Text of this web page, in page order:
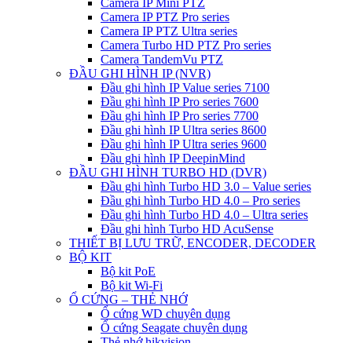
Camera IP Mini PTZ
Camera IP PTZ Pro series
Camera IP PTZ Ultra series
Camera Turbo HD PTZ Pro series
Camera TandemVu PTZ
ĐẦU GHI HÌNH IP (NVR)
Đầu ghi hình IP Value series 7100
Đầu ghi hình IP Pro series 7600
Đầu ghi hình IP Pro series 7700
Đầu ghi hình IP Ultra series 8600
Đầu ghi hình IP Ultra series 9600
Đầu ghi hình IP DeepinMind
ĐẦU GHI HÌNH TURBO HD (DVR)
Đầu ghi hình Turbo HD 3.0 – Value series
Đầu ghi hình Turbo HD 4.0 – Pro series
Đầu ghi hình Turbo HD 4.0 – Ultra series
Đầu ghi hình Turbo HD AcuSense
THIẾT BỊ LƯU TRỮ, ENCODER, DECODER
BỘ KIT
Bộ kit PoE
Bộ kit Wi-Fi
Ổ CỨNG – THẺ NHỚ
Ổ cứng WD chuyên dụng
Ổ cứng Seagate chuyên dụng